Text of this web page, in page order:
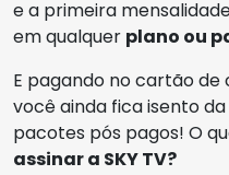
e a primeira
em qualquer plano ou
E pagando no cartão
você ainda fica isento
pacotes pós pagos! O
assinar a SKY TV?